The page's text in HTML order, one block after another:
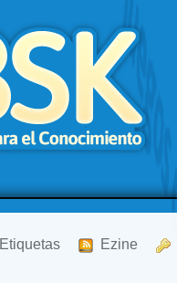
Etiquetas Ezine